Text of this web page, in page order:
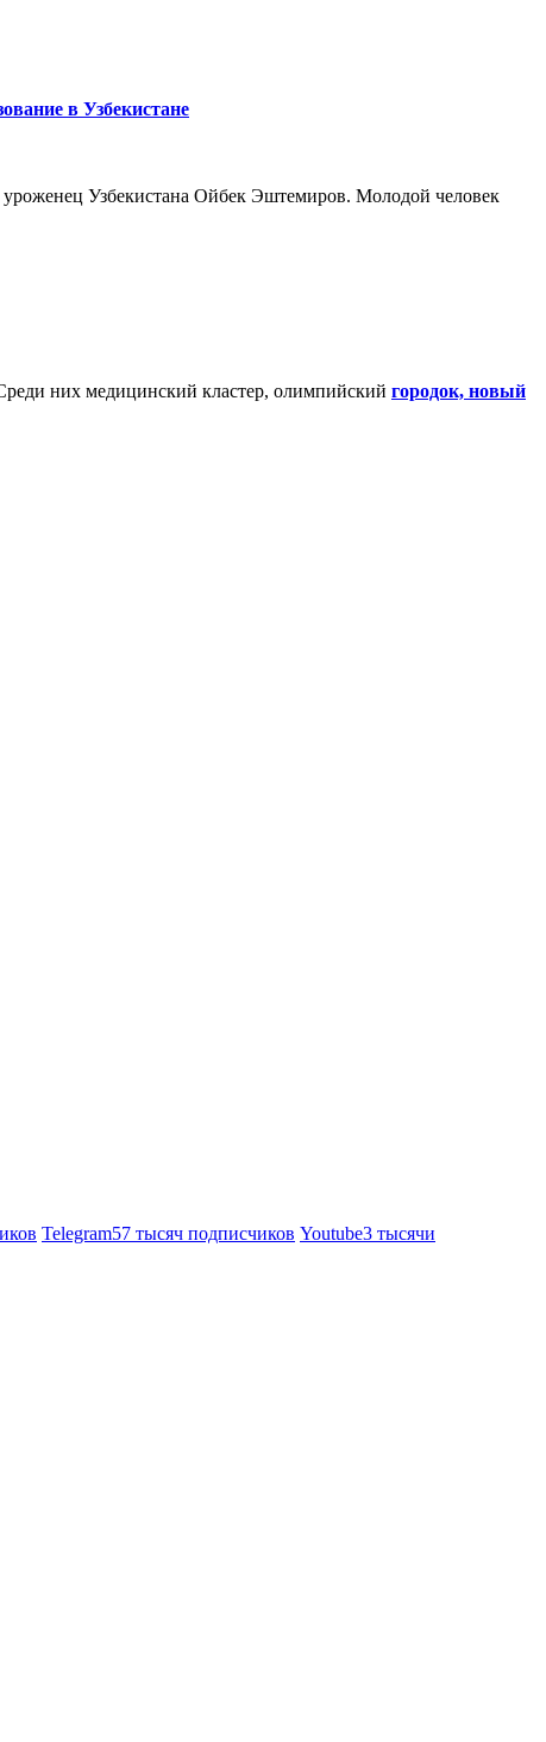
в Узбекистане
Узбекистана Ойбек Эштемиров. Молодой человек
них медицинский кластер, олимпийский городок, новый
Telegram57 тысяч подписчиков Youtube3 тысячи